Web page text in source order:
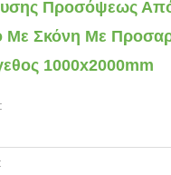
Προσόψεως
Με Σκόνη Με
1000x2000mm